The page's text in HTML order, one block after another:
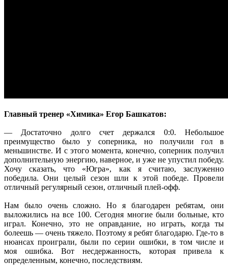
Главный тренер «Химика» Егор Башкатов:
— Достаточно долго счет держался 0:0. Небольшое
преимущество было у соперника, но получили гол в
меньшинстве. И с этого момента, конечно, соперник получил
дополнительную энергию, наверное, и уже не упустил победу.
Хочу сказать, что «Югра», как я считаю, заслуженно
победила. Они целый сезон шли к этой победе. Провели
отличный регулярный сезон, отличный плей-офф.
Нам было очень сложно. Но я благодарен ребятам, они
выложились на все 100. Сегодня многие были больные, кто
играл. Конечно, это не оправдание, но играть, когда ты
болеешь — очень тяжело. Поэтому я ребят благодарю. Где-то в
нюансах проиграли, были по серии ошибки, в том числе и
моя ошибка. Вот несдержанность, которая привела к
определенным, конечно, последствиям.